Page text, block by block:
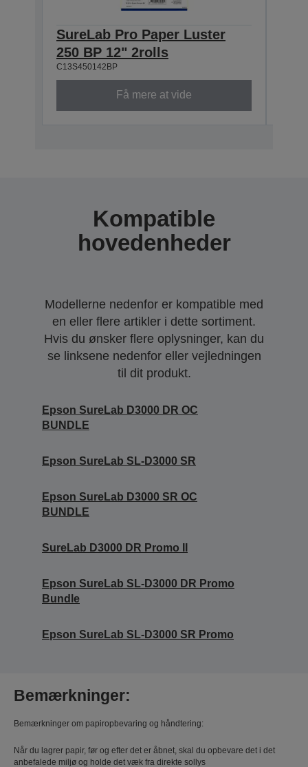
SureLab Pro Paper Luster
250 BP 12" 2rolls
C13S450142BP
Få mere at vide
Kompatible
hovedenheder
Modellerne nedenfor er kompatible med
en eller flere artikler i dette sortiment.
Hvis du ønsker flere oplysninger, kan du
se linksene nedenfor eller vejledningen
til dit produkt.
Epson SureLab D3000 DR OC
BUNDLE
Epson SureLab SL-D3000 SR
Epson SureLab D3000 SR OC
BUNDLE
SureLab D3000 DR Promo II
Epson SureLab SL-D3000 DR Promo
Bundle
Epson SureLab SL-D3000 SR Promo
Bemærkninger:
Bemærkninger om papiropbevaring og håndtering:
Når du lagrer papir, før og efter det er åbnet, skal du opbevare det i det
anbefalede miljø og holde det væk fra direkte sollys